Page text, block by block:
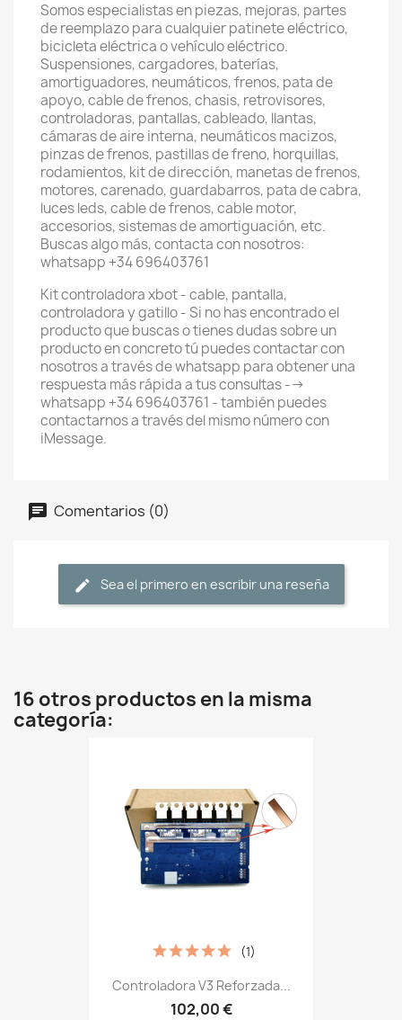
Somos especialistas en piezas, mejoras, partes
de reemplazo para cualquier patinete eléctrico,
bicicleta eléctrica o vehículo eléctrico.
Suspensiones, cargadores, baterías,
amortiguadores, neumáticos, frenos, pata de
apoyo, cable de frenos, chasis, retrovisores,
controladoras, pantallas, cableado, llantas,
cámaras de aire interna, neumáticos macizos,
pinzas de frenos, pastillas de freno, horquillas,
rodamientos, kit de dirección, manetas de frenos,
motores, carenado, guardabarros, pata de cabra,
luces leds, cable de frenos, cable motor,
accesorios, sistemas de amortiguación, etc.
Buscas algo más, contacta con nosotros:
whatsapp +34 696403761
Kit controladora xbot - cable, pantalla,
controladora y gatillo - Si no has encontrado el
producto que buscas o tienes dudas sobre un
producto en concreto tú puedes contactar con
nosotros a través de whatsapp para obtener una
respuesta más rápida a tus consultas -->
whatsapp +34 696403761 - también puedes
contactarnos a través del mismo número con
iMessage.
Comentarios (0)
Sea el primero en escribir una reseña
16 otros productos en la misma
categoría:
Controladora V3 Reforzada...
102,00 €
(1)